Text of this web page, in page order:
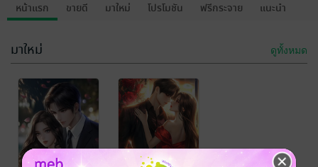
หน้าแรก ขายดี มาใหม่ โปรโมชัน ฟรีกระจาย แนะนำ
มาใหม่ ดูทั้งหมด